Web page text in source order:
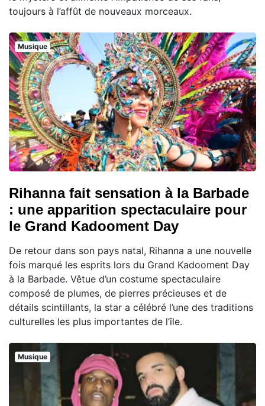
toujours à l’affût de nouveaux morceaux.
Musique
Rihanna fait sensation à la Barbade
: une apparition spectaculaire pour
le Grand Kadooment Day
De retour dans son pays natal, Rihanna a une nouvelle
fois marqué les esprits lors du Grand Kadooment Day
à la Barbade. Vêtue d’un costume spectaculaire
composé de plumes, de pierres précieuses et de
détails scintillants, la star a célébré l’une des traditions
culturelles les plus importantes de l’île.
Musique